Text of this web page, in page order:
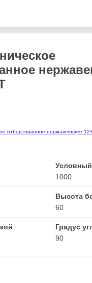
1000
Высота
60
Градус
90